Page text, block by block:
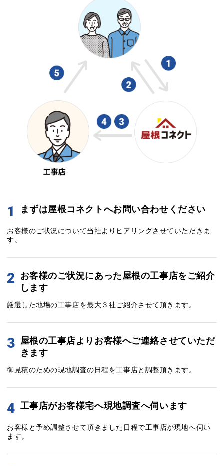
1 まずは屋根コネクトへお問い合わせください
お客様のご状況について当社よりヒアリングさせていただきま
す。
2
お客様のご状況にあった屋根の工事店をご紹介
します
厳選した地場の工事店を最大３社ご紹介させて頂きます。
3 屋根の工事店よりお客様へご連絡させていただ
きます
御見積のための現地調査の日程を工事店と調整頂きます。
4 工事店がお客様宅へ現地調査へ伺います
お客様と予め調整させて頂きました日程で工事店が現地へ伺い
ます。